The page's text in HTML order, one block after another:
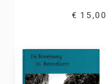
€ 15,00